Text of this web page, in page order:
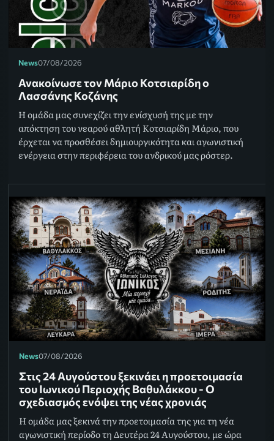
News07/08/2026
Ανακοίνωσε τον Μάριο Κοτσιαρίδη ο
Λασσάνης Κοζάνης
Η ομάδα μας συνεχίζει την ενίσχυσή της με την
απόκτηση του νεαρού αθλητή Κοτσιαρίδη Μάριο, που
έρχεται να προσθέσει δημιουργικότητα και αγωνιστική
ενέργεια στην περιφέρεια του ανδρικού μας ρόστερ.
News07/08/2026
Στις 24 Αυγούστου ξεκινάει η προετοιμασία
του Ιωνικού Περιοχής Βαθυλάκκου - Ο
σχεδιασμός ενόψει της νέας χρονιάς
Η ομάδα μας ξεκινά την προετοιμασία της για τη νέα
αγωνιστική περίοδο τη Δευτέρα 24 Αυγούστου, με ώρα